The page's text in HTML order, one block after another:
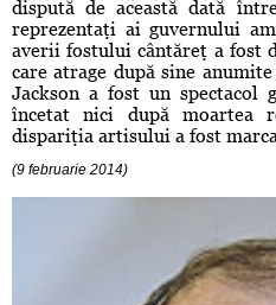
dispută de această dată
reprezentaţi ai guvernului
averii fostului cântăreţ a fost
care atrage după sine
Jackson a fost un spectacol
încetat nici după moartea
dispariţia artisului a fost
(9 februarie 2014)